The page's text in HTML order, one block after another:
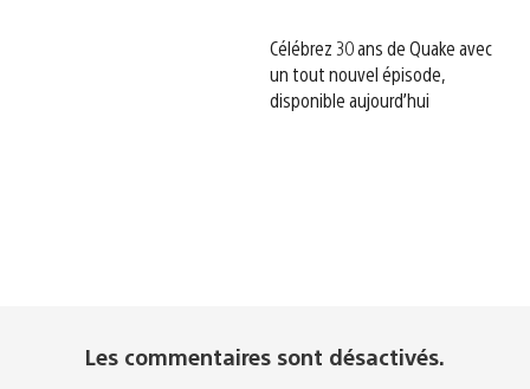
Célébrez 30 ans de Quake avec
un tout nouvel épisode,
disponible aujourd’hui
Les commentaires sont désactivés.